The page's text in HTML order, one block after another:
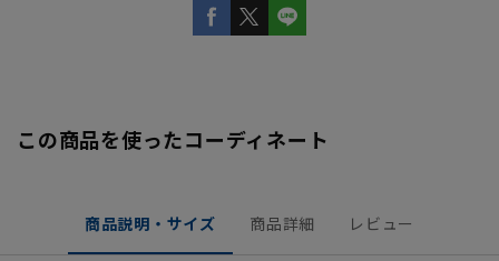
この商品を使ったコーディネート
商品説明・サイズ 商品詳細 レビュー